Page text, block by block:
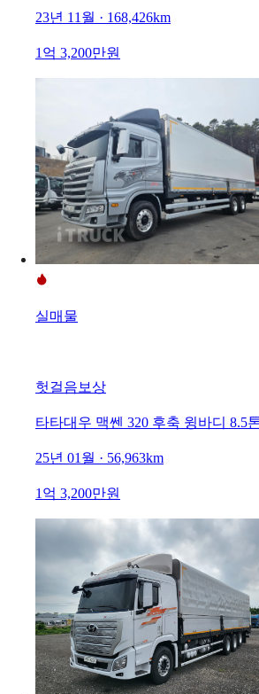
23년 11월 · 168,426km
1억 3,200만원
실매물
헛걸음보상
타타대우 맥쎈 320 후축 윙바디 8.5
25년 01월 · 56,963km
1억 3,200만원